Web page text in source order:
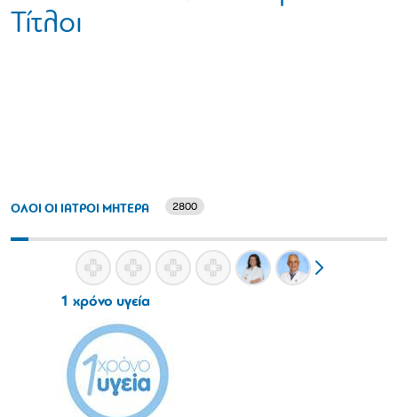
Τίτλοι
ΟΛΟΙ ΟΙ ΙΑΤΡΟΙ ΜΗΤΕΡΑ 2800
1 χρόνο υγεία